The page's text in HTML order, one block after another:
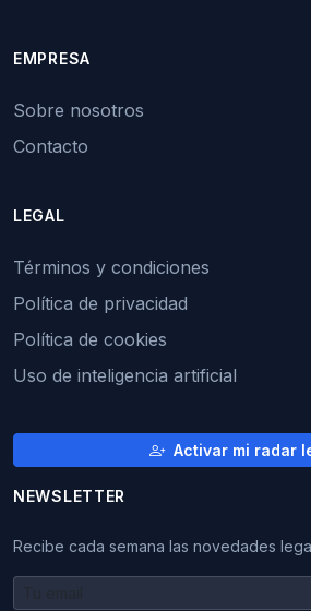
EMPRESA
Sobre nosotros
Contacto
LEGAL
Términos y condiciones
Política de privacidad
Política de cookies
Uso de inteligencia artificial
Activar mi radar
NEWSLETTER
Recibe cada semana las novedades